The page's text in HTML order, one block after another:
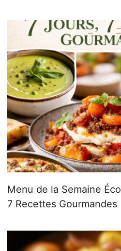
Menu de la Semaine
7 Recettes Gourmandes